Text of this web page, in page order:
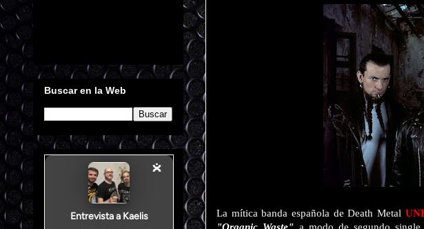
La mítica banda española de Death Metal
Buscar en la Web